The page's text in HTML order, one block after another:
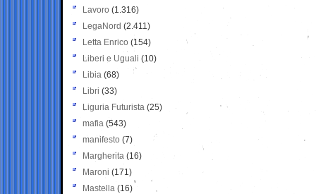
Lavoro (1.316)
LegaNord (2.411)
Letta Enrico (154)
Liberi e Uguali (10)
Libia (68)
Libri (33)
Liguria Futurista (25)
mafia (543)
manifesto (7)
Margherita (16)
Maroni (171)
Mastella (16)